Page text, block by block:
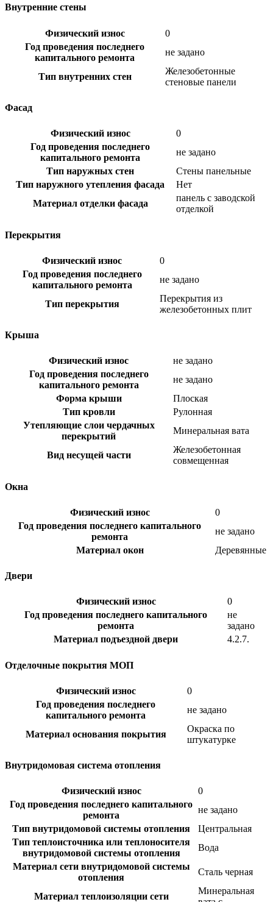
Внутренние стены
Физический износ
0
Год проведения последнего
капитального ремонта
не задано
Тип внутренних стен
Железобетонные
стеновые панели
Фасад
Физический износ
0
Год проведения последнего
капитального ремонта
не задано
Тип наружных стен
Стены панельные
Тип наружного утепления фасада
Нет
Материал отделки фасада
панель с заводской
отделкой
Перекрытия
Физический износ
0
Год проведения последнего
капитального ремонта
не задано
Тип перекрытия
Перекрытия из
железобетонных плит
Крыша
Физический износ
не задано
Год проведения последнего
капитального ремонта
не задано
Форма крыши
Плоская
Тип кровли
Рулонная
Утепляющие слои чердачных
перекрытий
Минеральная вата
Вид несущей части
Железобетонная
совмещенная
Окна
Физический износ
0
Год проведения последнего капитального
ремонта
не задано
Материал окон
Деревянные
Двери
Физический износ
0
Год проведения последнего капитального
ремонта
не
задано
Материал подъездной двери
4.2.7.
Отделочные покрытия МОП
Физический износ
0
Год проведения последнего
капитального ремонта
не задано
Материал основания покрытия
Окраска по
штукатурке
Внутридомовая система отопления
Физический износ
0
Год проведения последнего капитального
ремонта
не задано
Тип внутридомовой системы отопления
Центральная
Тип теплоисточника или теплоносителя
внутридомовой системы отопления
Вода
Материал сети внутридомовой системы
отопления
Сталь черная
Материал теплоизоляции сети
Минеральная